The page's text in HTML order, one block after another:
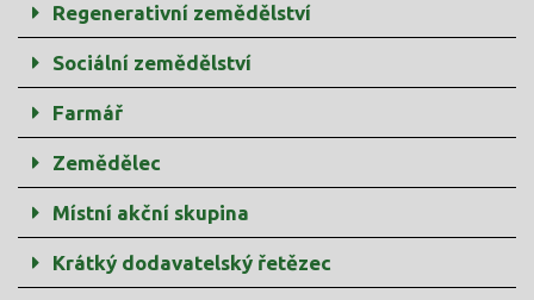
Regenerativní zemědělství
Sociální zemědělství
Farmář
Zemědělec
Místní akční skupina
Krátký dodavatelský řetězec